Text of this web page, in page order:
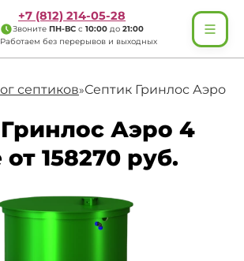
+7 (812) 214-05-28
Звоните ПН-ВС с 10:00 до 21:00
Работаем без перерывов и выходных
септиков»Септик Гринлос Аэро 4
Аэро 4
158270 руб.